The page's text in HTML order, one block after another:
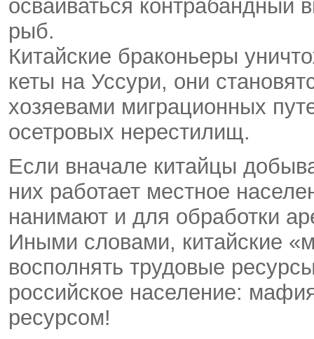
осваиваться контрабандный
рыб.
Китайские браконьеры
кеты на Уссури, они
хозяевами миграционных
осетровых нерестилищ.
Если вначале китайцы
них работает местное
нанимают и для обработки
Иными словами, китайские
восполнять трудовые
российское население:
ресурсом!